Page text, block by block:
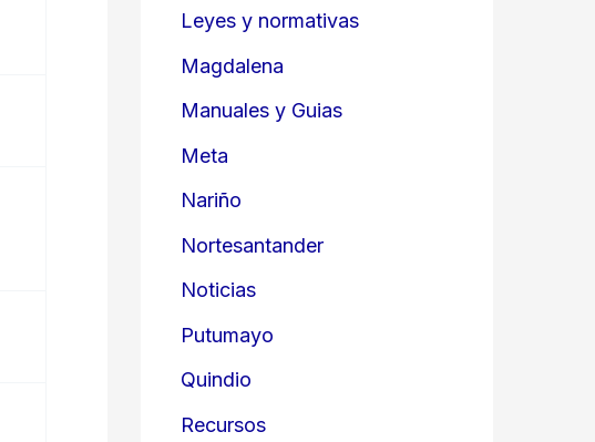
Leyes y normativas
Magdalena
Manuales y Guias
Meta
Nariño
Nortesantander
Noticias
Putumayo
Quindio
Recursos